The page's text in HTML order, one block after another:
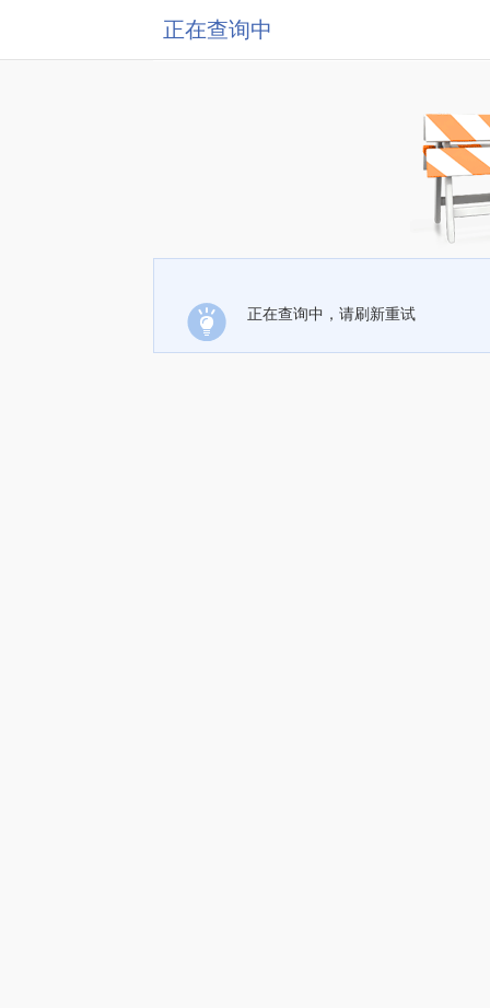
正在查询中
正在查询中，请刷新重试